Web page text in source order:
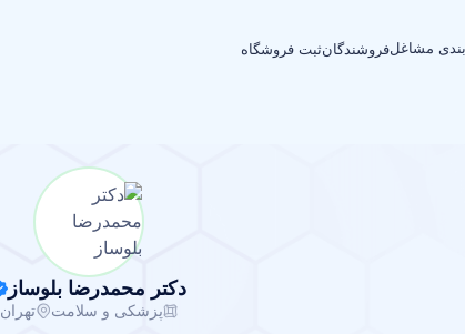
مشاغلفروشندگانثبت فروشگاه
دکتر محمدرضا بلوساز
پزشکی و سلامت تهران